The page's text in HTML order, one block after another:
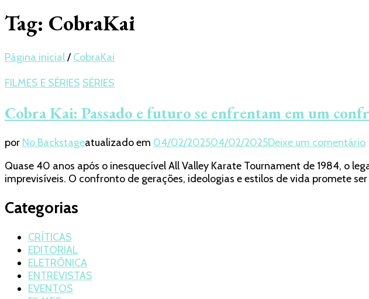
Tag: CobraKai
Página inicial/ CobraKai
FILMES E SÉRIES SÉRIES
Cobra Kai: Passado e futuro se enfrentam em um
por No Backstageatualizado em 04/02/202504/02/2025Deixe um comentário
Quase 40 anos após o inesquecível All Valley Karate Tournament de 1984, o
imprevisíveis. O confronto de gerações, ideologias e estilos de vida promete
Categorias
CRÍTICAS
EDITORIAL
ELETRÔNICA
ENTREVISTAS
EVENTOS